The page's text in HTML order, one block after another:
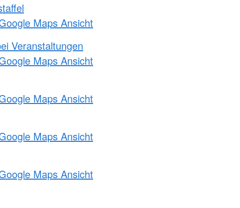
Maps Ansicht
Veranstaltungen
Maps Ansicht
Maps Ansicht
Maps Ansicht
Maps Ansicht